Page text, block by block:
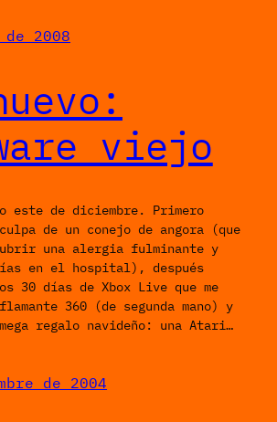
2008
viejo
este de diciembre. Primero
de un conejo de angora (que
una alergia fulminante y
en el hospital), después
30 días de Xbox Live que me
360 (de segunda mano) y
regalo navideño: una Atari…
de 2004